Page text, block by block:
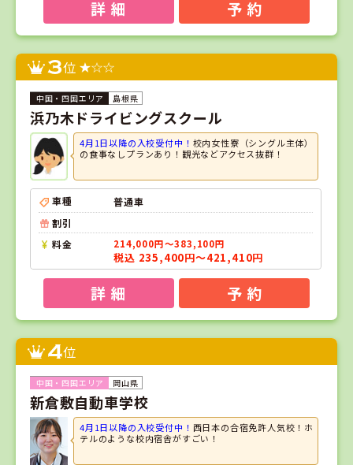
詳 細 予 約
3位
島根県
浜乃木ドライビングスクール
4月1日以降の入校受付中！ 校内女性寮（シングル主体）
の食事なしプランあり！観光などアクセス抜群！
車種
普通車
割引
料金
214,000円～383,100円
税込 235,400円～421,410円
詳 細 予 約
4位
岡山県
新倉敷自動車学校
4月1日以降の入校受付中！ 西日本の合宿免許人気校！ホ
テルのような校内宿舎がすごい！